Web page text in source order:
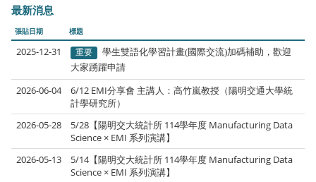
最新消息
張貼日期 標題
2025-12-31 重要
學生雙語化學習計畫(國際交流)加碼補助，歡迎
大家踴躍申請
2026-06-04
6/12 EMI分享會 主講人：高竹嵐教授（陽明交通大學統
計學研究所）
2026-05-28
5/28【陽明交大統計所 114學年度 Manufacturing Data
Science × EMI 系列演講】
2026-05-13
5/14【陽明交大統計所 114學年度 Manufacturing Data
Science × EMI 系列演講】